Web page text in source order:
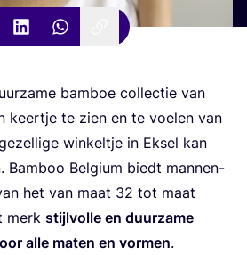
bam­boe col­lec­tie van
keer­tje te zien en te voe­len van
win­kel­tje in Eksel kan
Bam­boo Bel­gi­um biedt man­nen-
het van maat 32 tot maat
merk stijl­vol­le en duur­za­me
alle maten en vor­men.